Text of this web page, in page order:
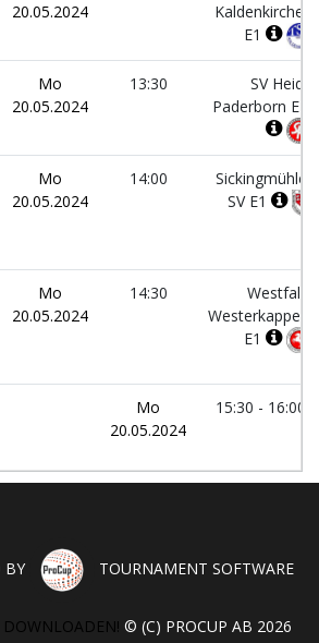
20.05.2024
Kaldenkirchen
E1
Mo
20.05.2024
13:30
SV Heide
Paderborn E1
Mo
20.05.2024
14:00
Sickingmühler
SV E1
Mo
20.05.2024
14:30
Westfalia
Westerkappeln
E1
Mo
20.05.2024
15:30 - 16:00
BY TOURNAMENT SOFTWARE
DOWNLOADEN! © (C) PROCUP AB 2026